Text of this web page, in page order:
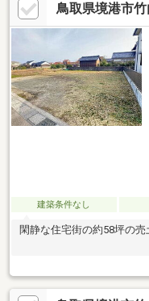
鳥取県境港市
建築条件なし
閑静な住宅街の約58坪の売